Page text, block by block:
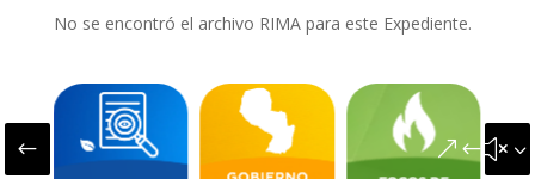
No se encontró el archivo RIMA para este Expediente.
#